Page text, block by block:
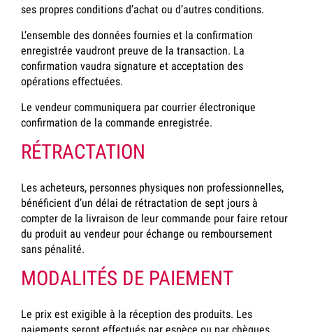
ses propres conditions d’achat ou d’autres conditions.
L’ensemble des données fournies et la confirmation
enregistrée vaudront preuve de la transaction. La
confirmation vaudra signature et acceptation des
opérations effectuées.
Le vendeur communiquera par courrier électronique
confirmation de la commande enregistrée.
RÉTRACTATION
Les acheteurs, personnes physiques non professionnelles,
bénéficient d’un délai de rétractation de sept jours à
compter de la livraison de leur commande pour faire retour
du produit au vendeur pour échange ou remboursement
sans pénalité.
MODALITÉS DE PAIEMENT
Le prix est exigible à la réception des produits. Les